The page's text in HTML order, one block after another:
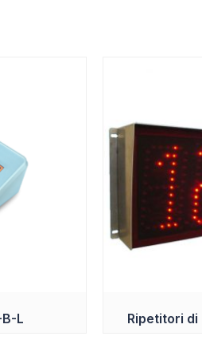
L Ripetitori di